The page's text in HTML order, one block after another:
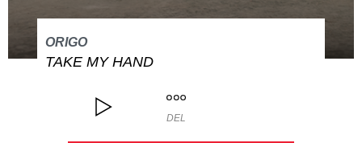
ORIGO
TAKE MY HAND
DEL